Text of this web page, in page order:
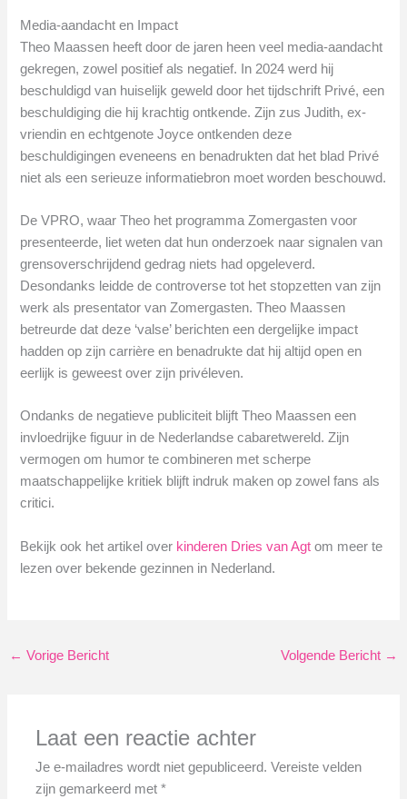
Media-aandacht en Impact
Theo Maassen heeft door de jaren heen veel media-aandacht
gekregen, zowel positief als negatief. In 2024 werd hij
beschuldigd van huiselijk geweld door het tijdschrift Privé, een
beschuldiging die hij krachtig ontkende. Zijn zus Judith, ex-
vriendin en echtgenote Joyce ontkenden deze
beschuldigingen eveneens en benadrukten dat het blad Privé
niet als een serieuze informatiebron moet worden beschouwd.
De VPRO, waar Theo het programma Zomergasten voor
presenteerde, liet weten dat hun onderzoek naar signalen van
grensoverschrijdend gedrag niets had opgeleverd.
Desondanks leidde de controverse tot het stopzetten van zijn
werk als presentator van Zomergasten. Theo Maassen
betreurde dat deze ‘valse’ berichten een dergelijke impact
hadden op zijn carrière en benadrukte dat hij altijd open en
eerlijk is geweest over zijn privéleven.
Ondanks de negatieve publiciteit blijft Theo Maassen een
invloedrijke figuur in de Nederlandse cabaretwereld. Zijn
vermogen om humor te combineren met scherpe
maatschappelijke kritiek blijft indruk maken op zowel fans als
critici.
Bekijk ook het artikel over kinderen Dries van Agt om meer te
lezen over bekende gezinnen in Nederland.
← Vorige Bericht Volgende Bericht →
Laat een reactie achter
Je e-mailadres wordt niet gepubliceerd. Vereiste velden
zijn gemarkeerd met*